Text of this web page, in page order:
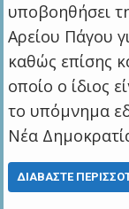
υποβοηθήσει
Αρείου Πάγου
καθώς επίσης
οποίο ο ίδιος
το υπόμνημα
Νέα
ΔΙΑΒΆΣΤΕ